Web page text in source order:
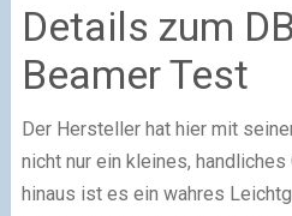
Details zum
Beamer Test
Der Hersteller hat hier mit
nicht nur ein kleines,
hinaus ist es ein wahres